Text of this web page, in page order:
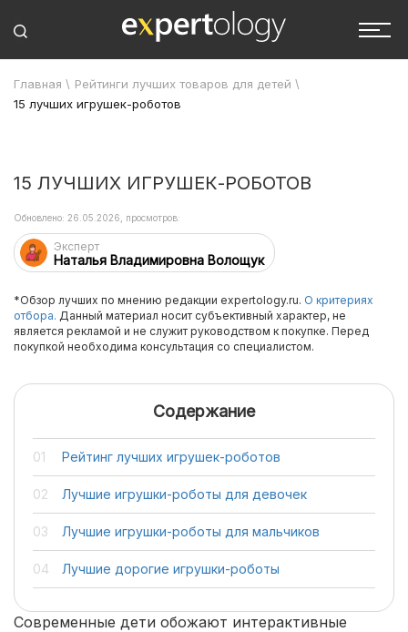
Главная \ Рейтинги лучших товаров для детей \
15 лучших игрушек-роботов
15 ЛУЧШИХ ИГРУШЕК-РОБОТОВ
Эксперт
Наталья Владимировна Волощук
Обновлено: 26.05.2026, просмотров:
*Обзор лучших по мнению редакции expertology.ru. О критериях
отбора. Данный материал носит субъективный характер, не
является рекламой и не служит руководством к покупке. Перед
покупкой необходима консультация со специалистом.
Содержание
Рейтинг лучших игрушек-роботов
Лучшие игрушки-роботы для девочек
Лучшие игрушки-роботы для мальчиков
Лучшие дорогие игрушки-роботы
Современные дети обожают интерактивные